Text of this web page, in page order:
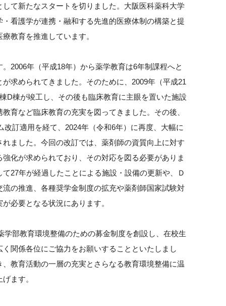
て新たなスタートを切りました。大阪医科薬科大学
看護学が連携・融和する先進的医療体制の構築と提
教育を推進しています。
2006年（平成18年）から薬学教育は6年制課程へと
求められてきました。そのために、2009年（平成21
D棟が竣工し、その後も臨床教育に主眼を置いた施設
育など臨床教育の充実を図ってきました。その後、
訂適用を経て、2024年（令和6年）に再度、大幅に
ました。今回の改訂では、薬剤師の資質向上に対す
化が求められており、その対応を図る必要がありま
27年が経過したことによる施設・設備の更新や、Ｄ
の推進、各種奨学金制度の拡充や薬剤師国家試験対
必要となる状況にあります。
部教育環境整備のための募金制度を創設し、在校生
関係各位にご協力をお願いすることといたしまし
教育活動の一層の充実とさらなる教育環境整備に温
ます。